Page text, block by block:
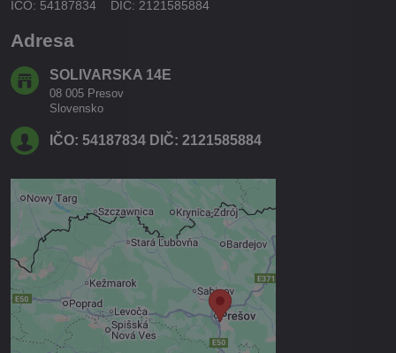
IČO: 54187834 DIČ: 2121585884
Adresa
SOLIVARSKA 14E
08 005 Presov
Slovensko
IČO: 54187834 DIČ: 2121585884
Externý obsah je blokovaný
Voľbami súkromia
Prajete si načítať externý obsah?
Povoliť tentokrát